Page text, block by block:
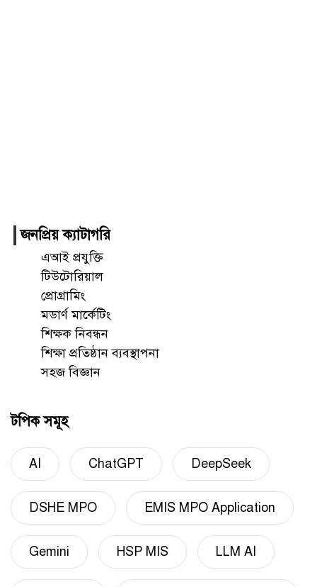
জনপ্রিয় ক্যাটাগরি
এআই প্রযুক্তি
টিউটোরিয়াল
প্রোগ্রামিং
মডার্ণ মার্কেটিং
শিক্ষক নিবন্ধন
শিক্ষা প্রতিষ্ঠান ব্যবস্থাপনা
সহজ বিজ্ঞান
টপিক সমূহ
AI ChatGPT DeepSeek
DSHE MPO EMIS MPO Application
Gemini HSP MIS LLM AI